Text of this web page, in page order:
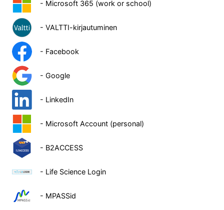
- Microsoft 365 (work or school)
- VALTTI-kirjautuminen
- Facebook
- Google
- LinkedIn
- Microsoft Account (personal)
- B2ACCESS
- Life Science Login
- MPASSid